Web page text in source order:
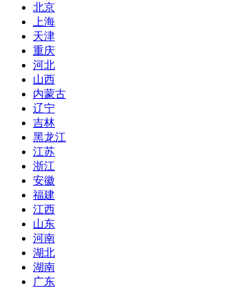
北京
上海
天津
重庆
河北
山西
内蒙古
辽宁
吉林
黑龙江
江苏
浙江
安徽
福建
江西
山东
河南
湖北
湖南
广东